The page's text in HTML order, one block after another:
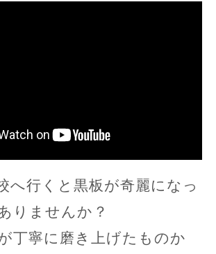
へ行くと黒板が奇麗になっ
りませんか？
丁寧に磨き上げたものか